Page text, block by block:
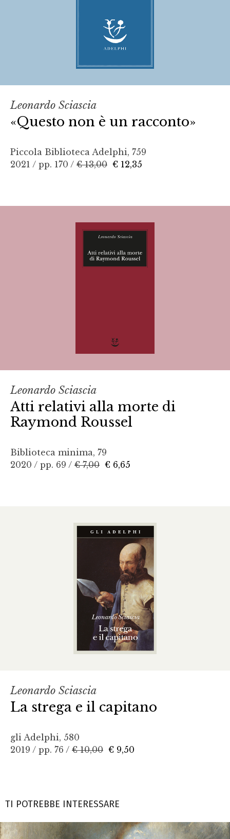
Leonardo Sciascia
«Questo non è un racconto»
Piccola Biblioteca Adelphi, 759
2021 / pp. 170 / € 13,00 € 12,35
Leonardo Sciascia
Atti relativi alla morte di
Raymond Roussel
Biblioteca minima, 79
2020 / pp. 69 / € 7,00 € 6,65
Leonardo Sciascia
La strega e il capitano
gli Adelphi, 580
2019 / pp. 76 / € 10,00 € 9,50
TI POTREBBE INTERESSARE